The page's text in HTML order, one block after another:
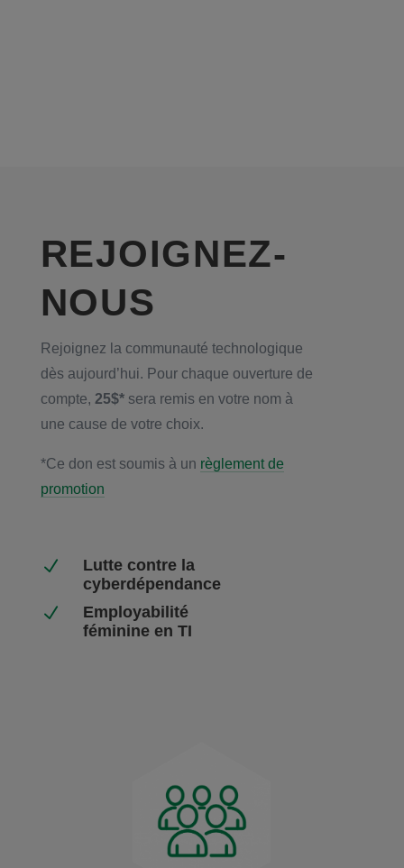
REJOIGNEZ-
NOUS
Rejoignez la communauté technologique
dès aujourd’hui. Pour chaque ouverture de
compte, 25$*sera remis en votre nom à
une cause de votre choix.
*Ce don est soumis à un règlement de
promotion
N
Lutte contre la
cyberdépendance
N
Employabilité
féminine en TI